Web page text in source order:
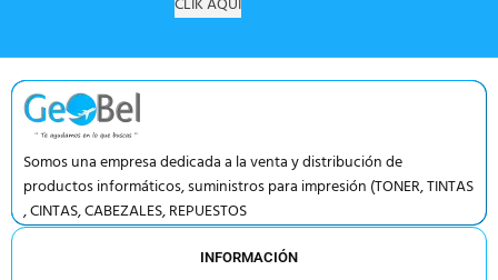
Somos una empresa dedicada a la venta y distribución de
productos informáticos, suministros para impresión (TONER, TINTAS
, CINTAS, CABEZALES, REPUESTOS
INFORMACIÓN